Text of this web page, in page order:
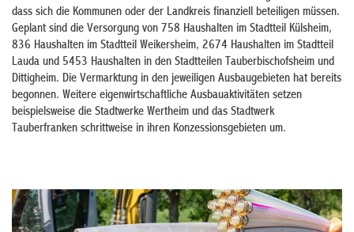
dass sich die Kommunen oder der Landkreis finanziell beteiligen müssen.
Geplant sind die Versorgung von 758 Haushalten im Stadtteil Külsheim,
836 Haushalten im Stadtteil Weikersheim, 2674 Haushalten im Stadtteil
Lauda und 5453 Haushalten in den Stadtteilen Tauberbischofsheim und
Dittigheim. Die Vermarktung in den jeweiligen Ausbaugebieten hat bereits
begonnen. Weitere eigenwirtschaftliche Ausbauaktivitäten setzen
beispielsweise die Stadtwerke Wertheim und das Stadtwerk
Tauberfranken schrittweise in ihren Konzessionsgebieten um.